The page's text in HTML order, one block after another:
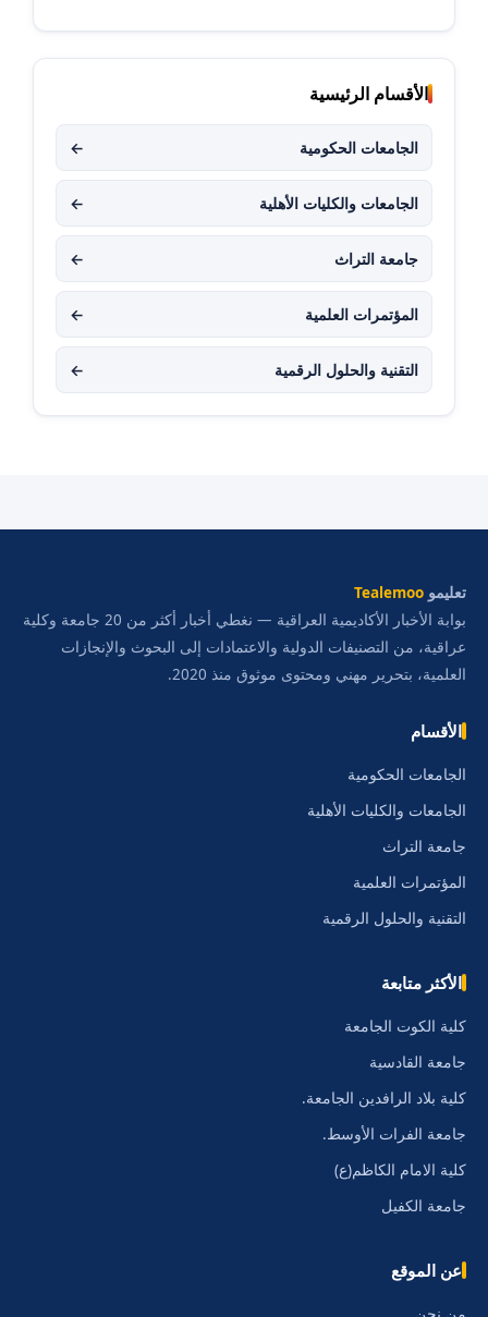
الأقسام الرئيسية
الجامعات الحكومية ←
الجامعات والكليات الأهلية ←
جامعة التراث ←
المؤتمرات العلمية ←
التقنية والحلول الرقمية ←
تعليمو Tealemoo
بوابة الأخبار الأكاديمية العراقية — نغطي أخبار أكثر من 20 جامعة وكلية
عراقية، من التصنيفات الدولية والاعتمادات إلى البحوث والإنجازات
العلمية، بتحرير مهني ومحتوى موثوق منذ 2020.
الأقسام
الجامعات الحكومية
الجامعات والكليات الأهلية
جامعة التراث
المؤتمرات العلمية
التقنية والحلول الرقمية
الأكثر متابعة
كلية الكوت الجامعة
جامعة القادسية
كلية بلاد الرافدين الجامعة.
جامعة الفرات الأوسط.
كلية الامام الكاظم(ع)
جامعة الكفيل
عن الموقع